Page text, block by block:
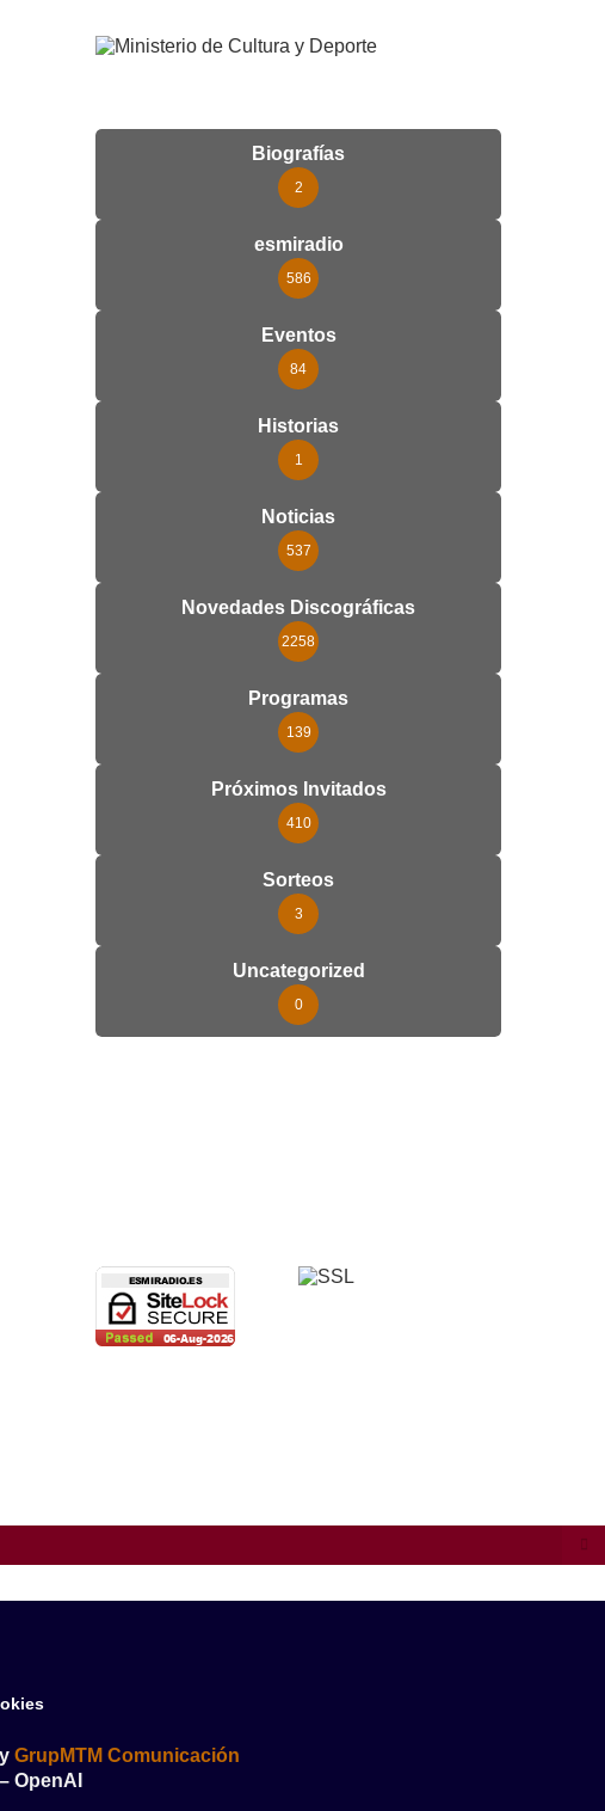
Biografías
2
esmiradio
586
Eventos
84
Historias
1
Noticias
537
Novedades Discográficas
2258
Programas
139
Próximos Invitados
410
Sorteos
3
Uncategorized
0
GrupMTM Comunicación
OpenAI